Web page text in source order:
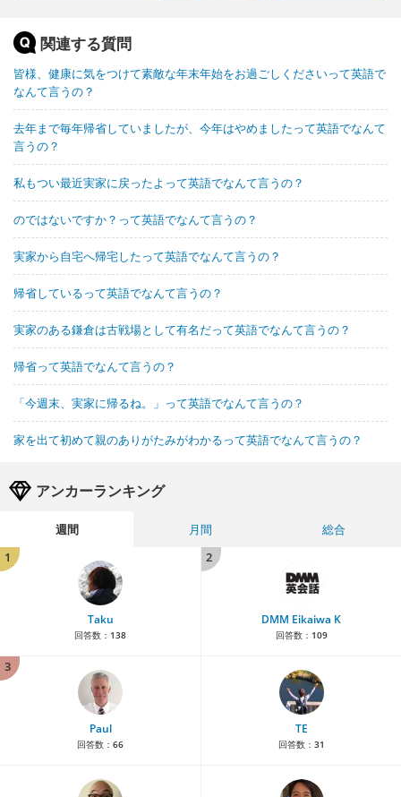
関連する質問
皆様、健康に気をつけて素敵な年末年始をお過ごしくださいって英語で
なんて言うの？
去年まで毎年帰省していましたが、今年はやめましたって英語でなんて
言うの？
私もつい最近実家に戻ったよって英語でなんて言うの？
のではないですか？って英語でなんて言うの？
実家から自宅へ帰宅したって英語でなんて言うの？
帰省しているって英語でなんて言うの？
実家のある鎌倉は古戦場として有名だって英語でなんて言うの？
帰省って英語でなんて言うの？
「今週末、実家に帰るね。」って英語でなんて言うの？
家を出て初めて親のありがたみがわかるって英語でなんて言うの？
アンカーランキング
週間 月間
総合
1
Taku
回答数： 138
2
DMM Eikaiwa K
回答数： 109
3
Paul
回答数： 66
TE
回答数： 31